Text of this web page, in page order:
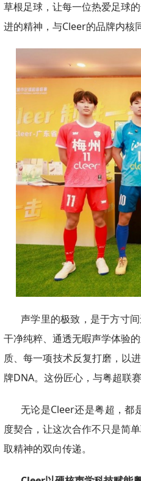
草根足球，让每一位热爱足球
进的精神，与Cleer的品牌内核
声学里的极致，是于方寸
干净纯粹、通透无暇声学体验
质、每一项技术反复打磨，以
牌DNA。这份匠心，与粤超联
无论是Cleer还是粤超，都
度契合，让这次合作不只是简
取精神的双向传递。